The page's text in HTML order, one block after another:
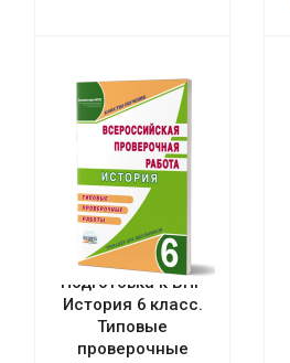
Подготовка к ВПР
История 6 класс.
Типовые
проверочные